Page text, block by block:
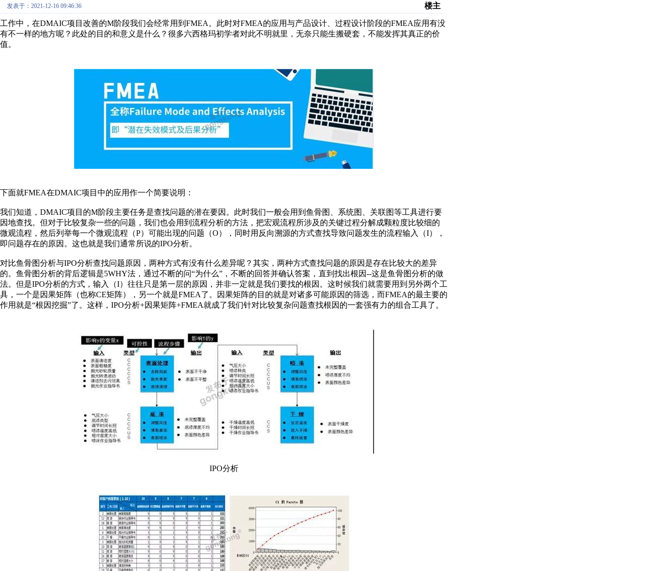
发表于：2021-12-16 09:46:36 楼主
工作中，在DMAIC项目改善的M阶段我们会经常用到FMEA。此时对FMEA的应用与产品设计、过程设计阶段的FMEA应用有没
有不一样的地方呢？此处的目的和意义是什么？很多六西格玛初学者对此不明就里，无奈只能生搬硬套，不能发挥其真正的价
值。
下面就FMEA在DMAIC项目中的应用作一个简要说明：
我们知道，DMAIC项目的M阶段主要任务是查找问题的潜在要因。此时我们一般会用到鱼骨图、系统图、关联图等工具进行要
因地查找。但对于比较复杂一些的问题，我们也会用到流程分析的方法，把宏观流程所涉及的关键过程分解成颗粒度比较细的
微观流程，然后列举每一个微观流程（P）可能出现的问题（O），同时用反向溯源的方式查找导致问题发生的流程输入（I），
即问题存在的原因。这也就是我们通常所说的IPO分析。
对比鱼骨图分析与IPO分析查找问题原因，两种方式有没有什么差异呢？其实，两种方式查找问题的原因是存在比较大的差异
的。鱼骨图分析的背后逻辑是5WHY法，通过不断的问“为什么”，不断的回答并确认答案，直到找出根因--这是鱼骨图分析的做
法。但是IPO分析的方式，输入（I）往往只是第一层的原因，并非一定就是我们要找的根因。这时候我们就需要用到另外两个工
具，一个是因果矩阵（也称CE矩阵），另一个就是FMEA了。因果矩阵的目的就是对诸多可能原因的筛选，而FMEA的最主要的
作用就是“根因挖掘”了。这样，IPO分析+因果矩阵+FMEA就成了我们针对比较复杂问题查找根因的一套强有力的组合工具了。
IPO分析